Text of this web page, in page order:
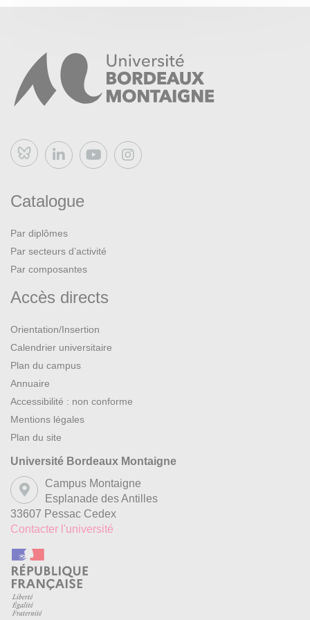
Bluesky
Catalogue
Par diplômes
Par secteurs d’activité
Par composantes
Accès directs
Orientation/Insertion
Calendrier universitaire
Plan du campus
Annuaire
Accessibilité : non conforme
Mentions légales
Plan du site
Université Bordeaux Montaigne
Campus Montaigne
Esplanade des Antilles
33607 Pessac Cedex
Contacter l'université